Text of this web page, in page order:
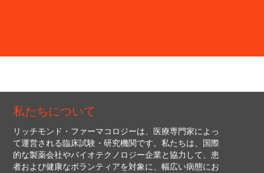
私たちについて
リッチモンド・ファーマコロジーは、医療専門家によっ
て運営される臨床試験・研究機関です。私たちは、国際
的な製薬会社やバイオテクノロジー企業と協力して、患
者および健康なボランティアを対象に、幅広い病態にお